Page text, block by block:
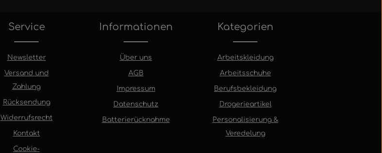
Service
Newsletter
Versand und
Zahlung
Rücksendung
Widerrufsrecht
Kontakt
Cookie-
Informationen
Über uns
AGB
Impressum
Datenschutz
Batterierücknahme
Kategorien
Arbeitskleidung
Arbeitsschuhe
Berufsbekleidung
Drogerieartikel
Personalisierung &
Veredelung